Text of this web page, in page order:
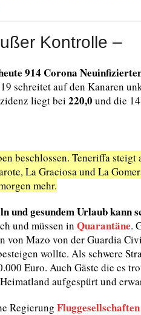
Kontrolle –
914 Corona
schreitet auf den Kanaren
liegt bei 220,0 und die
beschlossen. Teneriffa
La Graciosa und La
mehr.
und gesundem Urlaub kann
und müssen in Quarantäne.
von Mazo von der Guardia
wollte. Als schwere
Euro. Auch Gäste die es
aufgespürt und
Regierung Fluggesellschaften